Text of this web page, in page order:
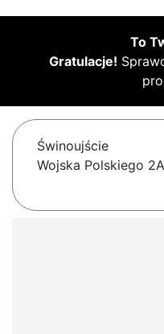
To
Gratulacje!
Świnoujście
Wojska Polskiego